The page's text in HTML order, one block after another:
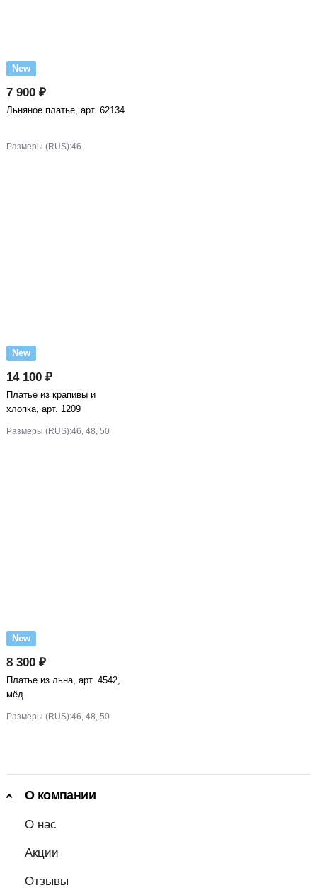
New
7 900 ₽
Льняное платье, арт. 62134
Размеры (RUS):46
New
14 100 ₽
Платье из крапивы и
хлопка, арт. 1209
Размеры (RUS):46, 48, 50
New
8 300 ₽
Платье из льна, арт. 4542,
мёд
Размеры (RUS):46, 48, 50
О компании
О нас
Акции
Отзывы